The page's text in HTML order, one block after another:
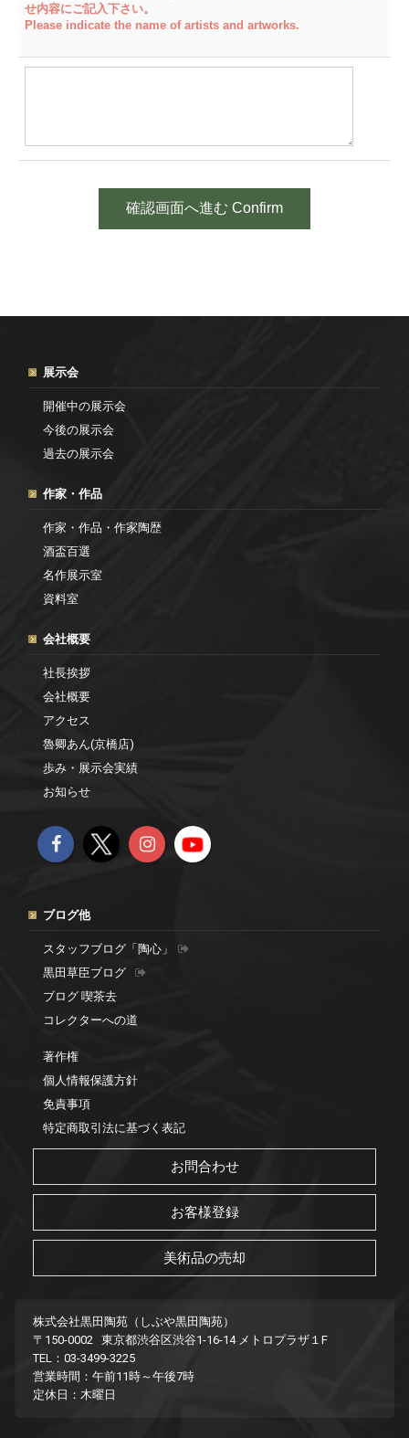
せ内容にご記入下さい。
Please indicate the name of artists and artworks.
展示会
開催中の展示会
今後の展示会
過去の展示会
作家・作品
作家・作品・作家陶歴
酒盃百選
名作展示室
資料室
会社概要
社長挨拶
会社概要
アクセス
魯卿あん(京橋店)
歩み・展示会実績
お知らせ
ブログ他
スタッフブログ「陶心」
黒田草臣ブログ
ブログ 喫茶去
コレクターへの道
著作権
個人情報保護方針
免責事項
特定商取引法に基づく表記
お問合わせ
お客様登録
美術品の売却
株式会社黒田陶苑（しぶや黒田陶苑）
〒150-0002 東京都渋谷区渋谷1-16-14 メトロプラザ１F
TEL：03-3499-3225
営業時間：午前11時～午後7時
定休日：木曜日